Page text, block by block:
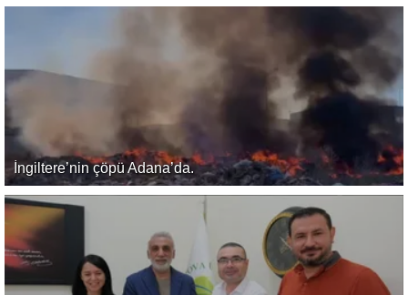
İngiltere’nin çöpü Adana’da.